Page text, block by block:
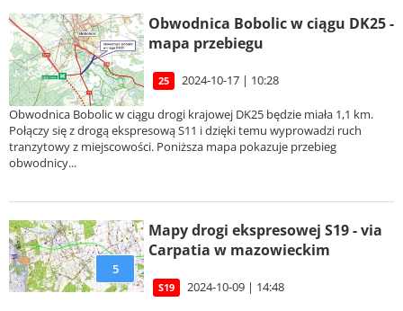
Obwodnica Bobolic w ciągu DK25 -
mapa przebiegu
25 2024-10-17 | 10:28
Obwodnica Bobolic w ciągu drogi krajowej DK25 będzie miała 1,1 km.
Połączy się z drogą ekspresową S11 i dzięki temu wyprowadzi ruch
tranzytowy z miejscowości. Poniższa mapa pokazuje przebieg
obwodnicy...
5
Mapy drogi ekspresowej S19 - via
Carpatia w mazowieckim
S19 2024-10-09 | 14:48